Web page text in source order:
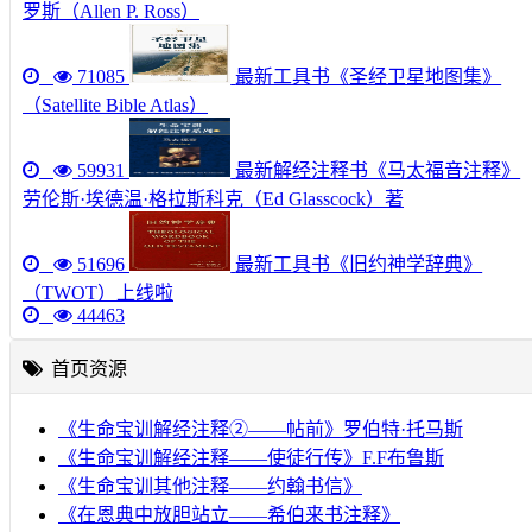
罗斯（Allen P. Ross）
71085
最新工具书《圣经卫星地图集》
（Satellite Bible Atlas）
59931
最新解经注释书《马太福音注释》
劳伦斯·埃德温·格拉斯科克（Ed Glasscock）著
51696
最新工具书《旧约神学辞典》
（TWOT）上线啦
44463
首页资源
《生命宝训解经注释②——帖前》罗伯特·托马斯
《生命宝训解经注释——使徒行传》F.F布鲁斯
《生命宝训其他注释——约翰书信》
《在恩典中放胆站立——希伯来书注释》